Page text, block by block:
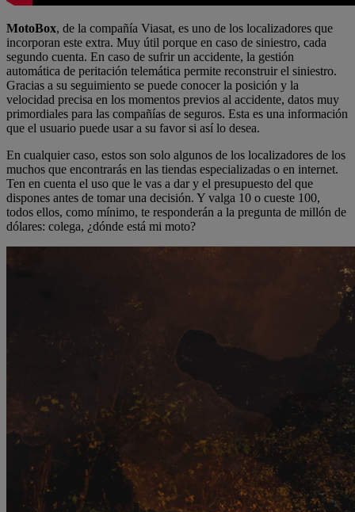
MotoBox, de la compañía Viasat, es uno de los localizadores que
incorporan este extra. Muy útil porque en caso de siniestro, cada
segundo cuenta. En caso de sufrir un accidente, la gestión
automática de peritación telemática permite reconstruir el siniestro.
Gracias a su seguimiento se puede conocer la posición y la
velocidad precisa en los momentos previos al accidente, datos muy
primordiales para las compañías de seguros. Esta es una información
que el usuario puede usar a su favor si así lo desea.
En cualquier caso, estos son solo algunos de los localizadores de los
muchos que encontrarás en las tiendas especializadas o en internet.
Ten en cuenta el uso que le vas a dar y el presupuesto del que
dispones antes de tomar una decisión. Y valga 10 o cueste 100,
todos ellos, como mínimo, te responderán a la pregunta de millón de
dólares: colega, ¿dónde está mi moto?